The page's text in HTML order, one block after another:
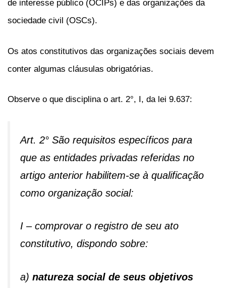
de interesse público (OCIPs) e das organizações da
sociedade civil (OSCs).
Os atos constitutivos das organizações sociais devem
conter algumas cláusulas obrigatórias.
Observe o que disciplina o art. 2°, I, da lei 9.637:
Art. 2° São requisitos específicos para
que as entidades privadas referidas no
artigo anterior habilitem-se à qualificação
como organização social:
I – comprovar o registro de seu ato
constitutivo, dispondo sobre:
a) natureza social de seus objetivos